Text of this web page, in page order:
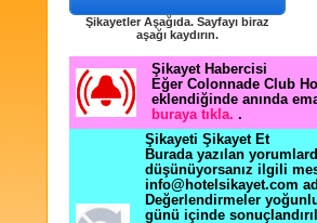
Şikayetler Aşağıda. Sayfayı biraz
aşağı kaydırın.
Şikayet Habercisi
Eğer Colonnade Club
eklendiğinde anında
buraya tıkla. .
Şikayeti Şikayet Et
Burada yazılan
düşünüyorsanız ilgili
info@hotelsikayet.com
Değerlendirmeler
günü içinde